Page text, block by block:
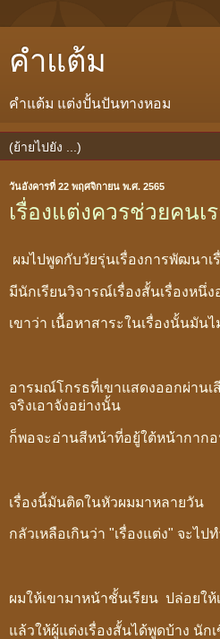
คำแต้ม
คำแต้ม แต่งปั้นปันทางหอม
วันอังคารที่ 22 พฤศจิกายน พ.ศ. 2565
เรื่องแต่งควรช่วยคนเ
ผมไปพูดกับวัยรุ่นเรื่องการพัฒนาเ
มีนักเรียนวิจารณ์เรื่องสั้นเรื่องหนึ่ง
เขาว่า เนื้อหาสาระในเรื่องนั้นมัน
อารมณ์โกรธที่เขาแสดงออกผ่านเ
จริงเอาจังอย่างนั้น
ก็พอจะอ่านสีหน้าที่อยู้ใต้หน้ากาก
เรื่องนี้มันติดในหัวผมมาหลายวัน
กลัวเหลือเกินว่า "เรื่องแต่ง" จะไ
ผมให้เขามาหน้าชั้นเรียน ปล่อยใ
แล้วให้ผู้แต่งเรื่องสั้นได้พูดบ้าง นั